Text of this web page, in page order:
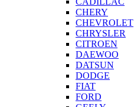
CHERY
CHEVROLET
CHRYSLER
CITROEN
DAEWOO
DATSUN
DODGE
FIAT
FORD